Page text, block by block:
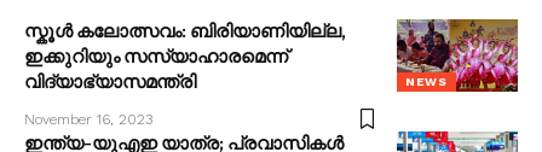
NEWS
സ്കൂൾ കലോത്സവം: ബിരിയാണിയില്ല,
ഇക്കുറിയും സസ്യാഹാരമെന്ന്
വിദ്യാഭ്യാസമന്ത്രി
November 16, 2023
ഇന്ത്യ-യുഎഇ യാത്ര; പ്രവാസികൾ